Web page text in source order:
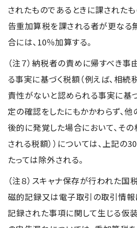
されたものであるときに課されたも
告重加算税を課される者が更なる
合には、10％加算する。
（注７）納税者の責めに帰すべき
る事実に基づく税額（例えば、相続
責性がないと認められる事実に基
定の確認をしたにもかかわらず、
後的に発覚した場合において、そ
される税額））については、上記の
たっては除外される。
（注８）スキャナ保存が行われた
磁的記録又は電子取引の取引情
記録された事項に関して生じる仮